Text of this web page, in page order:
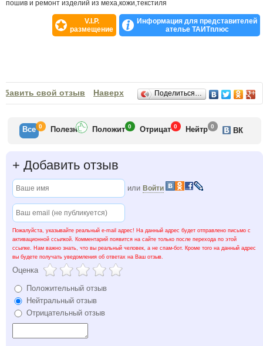
пошив и ремонт изделий из меха,кожи,текстиля
V.I.P.
размещение
Информация для представителей
ателье ТАИТплюс
Отзывысвой отзыв Наверх Поделиться…
Все 0 Полезн Положит 0 Отрицат 0 Нейтр 0 ВК
+ Добавить отзыв
или Войти
Пожалуйста, указывайте реальный e-mail адрес! На данный адрес будет отправлено письмо с
активационной ссылкой. Комментарий появится на сайте только после перехода по этой
ссылке. Нам важно знать, что вы реальный человек, а не спам-бот. Кроме того на данный адрес
вы будете получать уведомления об ответах на Ваш отзыв.
Оценка
Положительный отзыв
Нейтральный отзыв
Отрицательный отзыв